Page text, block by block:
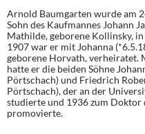
Arnold Baumgarten wurde am
Sohn des Kaufmannes Johann
Mathilde, geborene Kollinsky,
1907 war er mit Johanna
geborene Horvath, verheiratet.
hatte er die beiden Söhne
Pörtschach) und Friedrich
Pörtschach), der an der
studierte und 1936 zum Doktor
promovierte.